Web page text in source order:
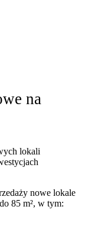
na
lokali
nowe lokale
85 m², w tym: